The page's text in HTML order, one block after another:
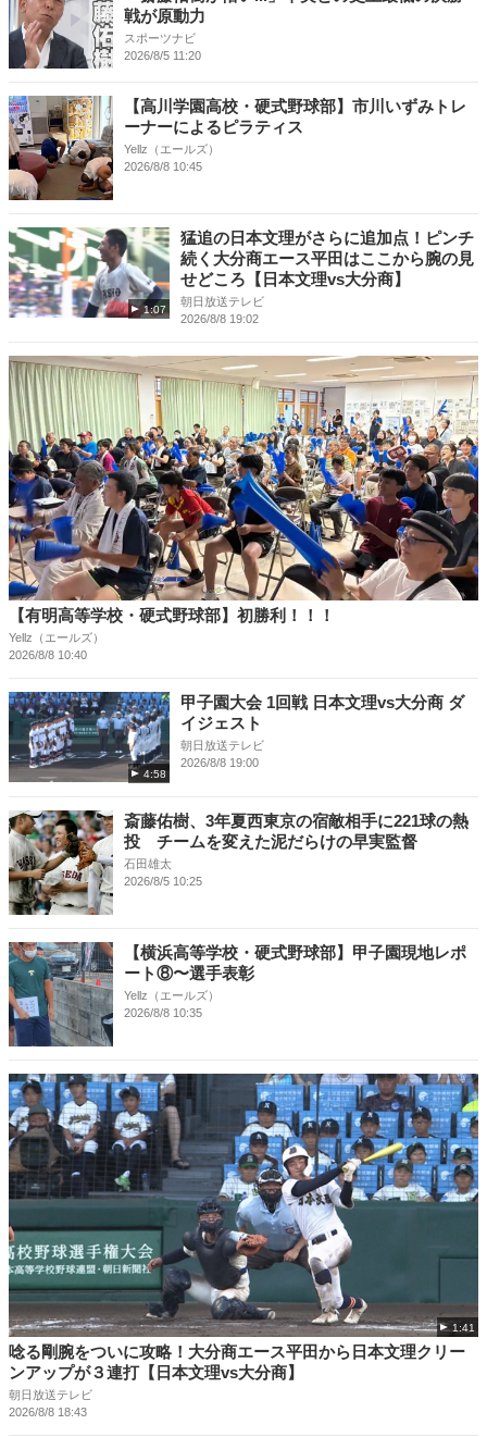
戦が原動力
スポーツナビ
2026/8/5 11:20
【高川学園高校・硬式野球部】市川いずみトレ
ーナーによるピラティス
Yellz（エールズ）
2026/8/8 10:45
1:07
猛追の日本文理がさらに追加点！ピンチ
続く大分商エース平田はここから腕の見
せどころ【日本文理vs大分商】
朝日放送テレビ
2026/8/8 19:02
【有明高等学校・硬式野球部】初勝利！！！
Yellz（エールズ）
2026/8/8 10:40
4:58
甲子園大会 1回戦 日本文理vs大分商 ダ
イジェスト
朝日放送テレビ
2026/8/8 19:00
斎藤佑樹、3年夏西東京の宿敵相手に221球の熱
投 チームを変えた泥だらけの早実監督
石田雄太
2026/8/5 10:25
【横浜高等学校・硬式野球部】甲子園現地レポ
ート⑧〜選手表彰
Yellz（エールズ）
2026/8/8 10:35
1:41
唸る剛腕をついに攻略！大分商エース平田から日本文理クリー
ンアップが３連打【日本文理vs大分商】
朝日放送テレビ
2026/8/8 18:43